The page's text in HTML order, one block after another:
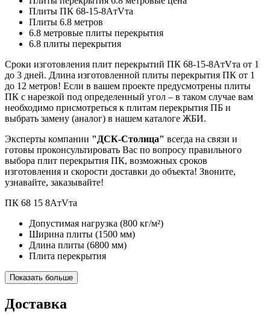
Плиты ПК 68-15-8AтVта
Плиты 6.8 метров
6.8 метровые плиты перекрытия
6.8 плиты перекрытия
Сроки изготовления плит перекрытий ПК 68-15-8AтVта от 1
до 3 дней. Длина изготовленной плиты перекрытия ПК от 1
до 12 метров! Если в вашем проекте предусмотрены плиты
ПК с нарезкой под определенный угол – в таком случае вам
необходимо присмотреться к плитам перекрытия ПБ и
выбрать замену (аналог) в нашем каталоге ЖБИ.
Эксперты компании "ДСК-Столица" всегда на связи и
готовы проконсультировать Вас по вопросу правильного
выбора плит перекрытия ПК, возможных сроков
изготовления и скорости доставки до объекта! Звоните,
узнавайте, заказывайте!
ПК 68 15 8AтVта
Допустимая нагрузка (800 кг/м²)
Ширина плиты (1500 мм)
Длина плиты (6800 мм)
Плита перекрытия
Показать больше
Доставка